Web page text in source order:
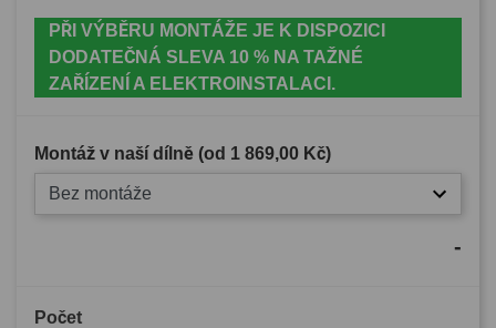
PŘI VÝBĚRU MONTÁŽE JE K DISPOZICI
DODATEČNÁ SLEVA 10 % NA TAŽNÉ
ZAŘÍZENÍ A ELEKTROINSTALACI.
Montáž v naší dílně (od 1 869,00 Kč)
Bez montáže
-
Počet